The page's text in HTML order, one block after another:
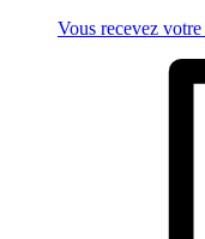
Vous recevez